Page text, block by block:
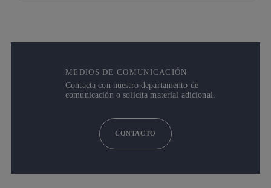
MEDIOS DE COMUNICACIÓN
Contacta con nuestro departamento de
comunicación o solicita material adicional.
CONTACTO